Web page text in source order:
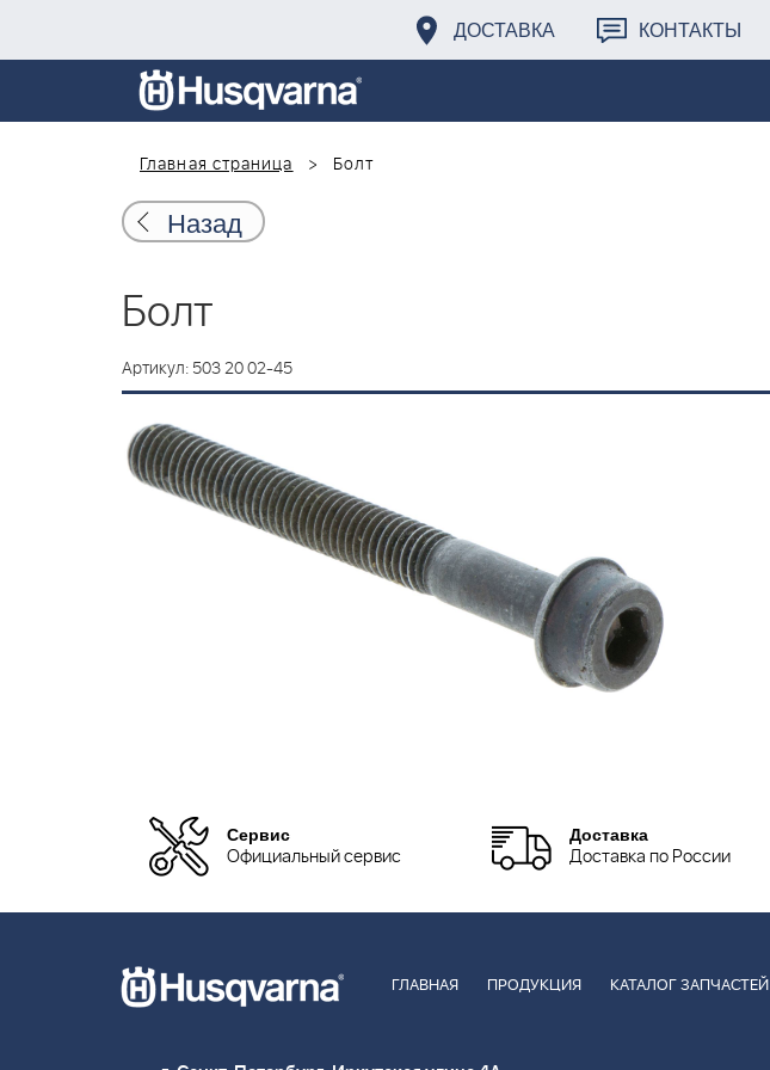
ДОСТАВКА КОНТАКТЫ
Главная страница
Болт
Назад
Болт
Артикул: 503 20 02-45
Сервис
Официальный сервис
Доставка
Доставка по России
ГЛАВНАЯ ПРОДУКЦИЯ КАТАЛОГ ЗАПЧАСТЕЙ